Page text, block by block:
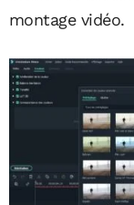
montage vidéo.